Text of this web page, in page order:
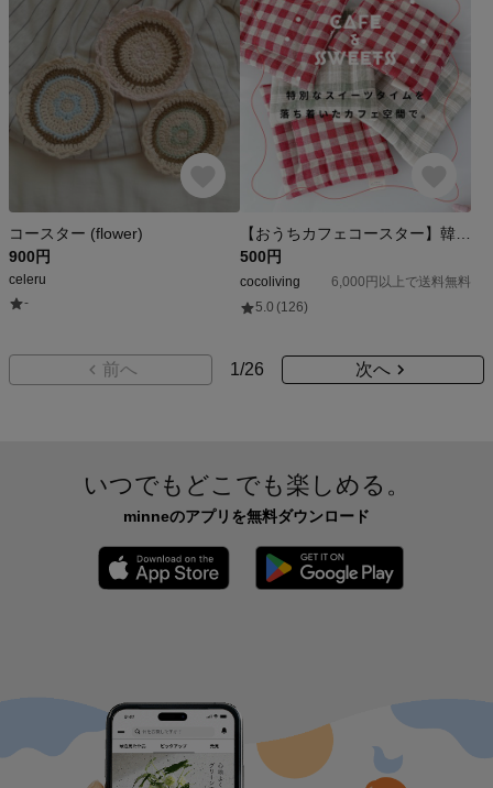
コースター (flower)
900円
celeru
-
500円
cocoliving
6,000円以上で送料無料
5.0 (126)
前へ 1/26 次へ
いつでもどこでも楽しめる。
minneのアプリを無料ダウンロード